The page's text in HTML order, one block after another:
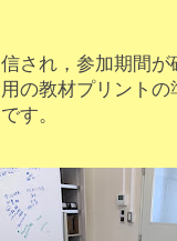
され，参加期間
の教材プリント
す。